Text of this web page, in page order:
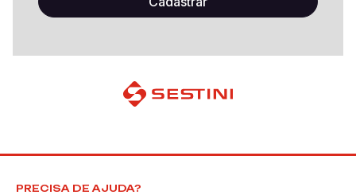
PRECISA DE AJUDA?